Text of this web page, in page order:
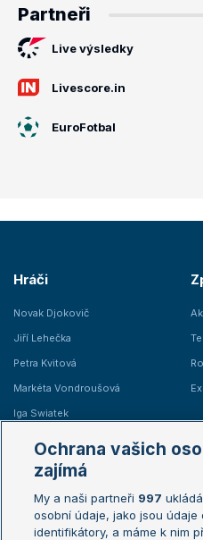
Partneři
Live výsledky
Livescore.in
EuroFotbal
Hráči
Novak Djokovič
Jiří Lehečka
Petra Kvitová
Markéta Vondroušová
Iga Swiatek
Žebříčky
Žebříček ATP (muži)
Žebříček WTA (ženy)
Ochrana vašich
zajímá
My a naši partneři 997
osobní údaje, jako jsou
identifikátory, a máme k nim